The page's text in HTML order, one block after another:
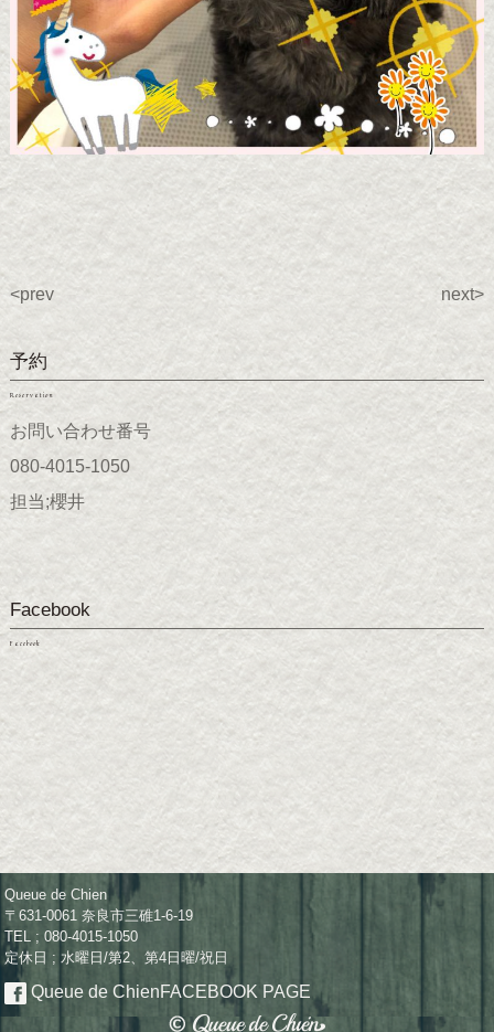
<prev next>
予約
Reservation
お問い合わせ番号
080-4015-1050
担当;櫻井
Facebook
Facebook
Queue de Chien
〒631-0061 奈良市三碓1-6-19
TEL ; 080-4015-1050
定休日 ; 水曜日/第2、第4日曜/祝日
Queue de ChienFACEBOOK PAGE